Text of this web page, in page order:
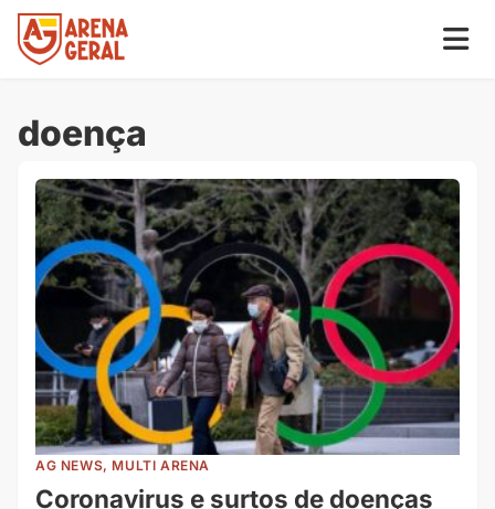
doença
AG NEWS, MULTI ARENA
Coronavirus e surtos de doenças